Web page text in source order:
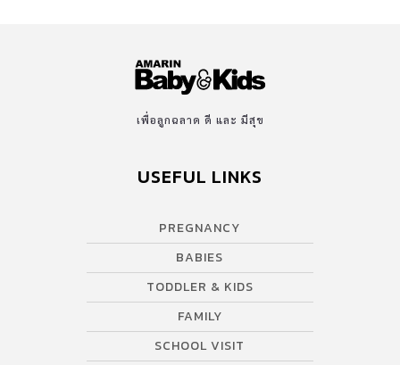
เพื่อลูกฉลาด ดี และ มีสุข
USEFUL LINKS
PREGNANCY
BABIES
TODDLER & KIDS
FAMILY
SCHOOL VISIT